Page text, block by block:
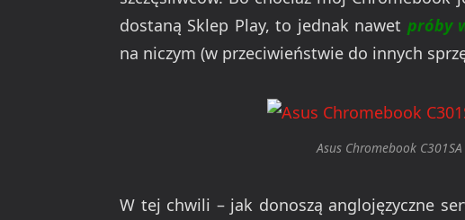
dostaną Sklep Play, to jednak nawet próby
na niczym (w przeciwieństwie do innych
Asus Chromebook
W tej chwili – jak donoszą anglojęzyczne